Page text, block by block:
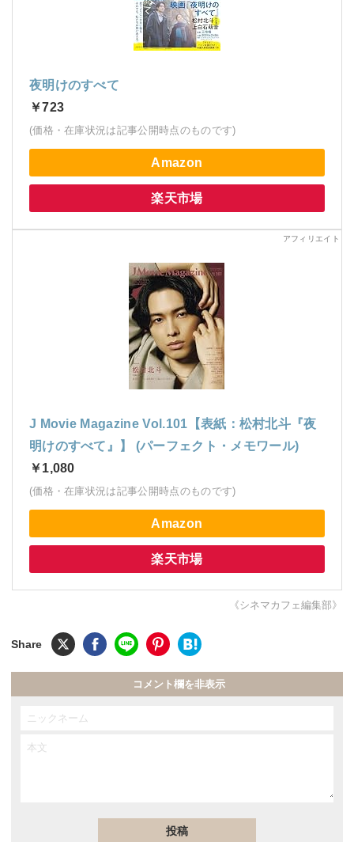
夜明けのすべて
￥723
(価格・在庫状況は記事公開時点のものです)
Amazon
楽天市場
J Movie Magazine Vol.101【表紙：松村北斗『夜
明けのすべて』】 (パーフェクト・メモワール)
￥1,080
(価格・在庫状況は記事公開時点のものです)
Amazon
楽天市場
《シネマカフェ編集部》
コメント欄を非表示